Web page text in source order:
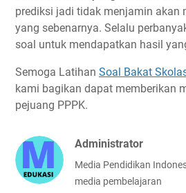
prediksi jadi tidak menjamin akan
yang sebenarnya. Selalu
soal untuk mendapatkan hasil
Semoga Latihan Soal Bakat
kami bagikan dapat memberikan
pejuang PPPK.
Administrator
Media Pendidikan
media pembelajaran